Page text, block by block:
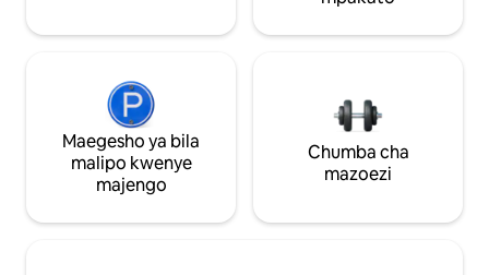
Maegesho ya bila
malipo kwenye
majengo
Chumba cha
mazoezi